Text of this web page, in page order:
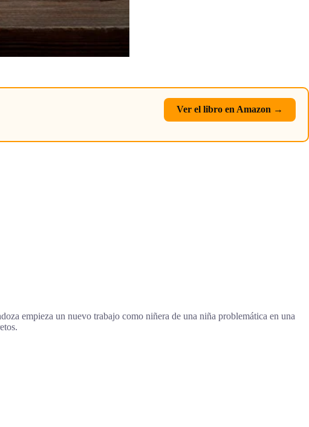
Ver el libro en Amazon →
empieza un nuevo trabajo como niñera de una niña problemática en una